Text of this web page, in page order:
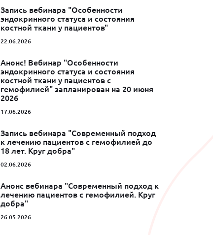
Запись вебинара "Особенности
эндокринного статуса и состояния
костной ткани у пациентов"
22.06.2026
Анонс! Вебинар "Особенности
эндокринного статуса и состояния
костной ткани у пациентов с
гемофилией" запланирован на 20 июня
2026
17.06.2026
Запись вебинара "Современный подход
к лечению пациентов с гемофилией до
18 лет. Круг добра"
02.06.2026
Анонс вебинара "Современный подход к
лечению пациентов с гемофилией. Круг
добра"
26.05.2026